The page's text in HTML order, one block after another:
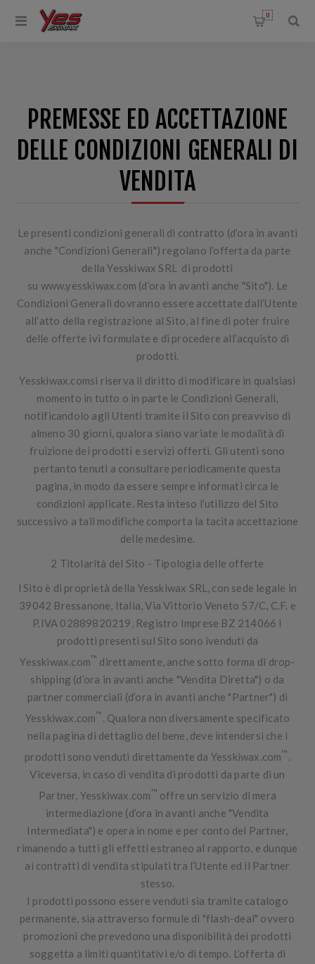
0
PREMESSE ED ACCETTAZIONE
DELLE CONDIZIONI GENERALI DI
VENDITA
Le presenti condizioni generali di contratto (d’ora in avanti
anche "Condizioni Generali") regolano l’offerta da parte
dellaYesskiwax SRL
di prodotti
su www.yesskiwax.com (d’ora in avanti anche "Sito"). Le
Condizioni Generali dovranno essere accettate dall’Utente
all’atto della registrazione al Sito, al fine di poter fruire
delle offerte ivi formulate e di procedere all’acquisto di
prodotti.
Yesskiwax.comsi riserva il diritto di modificare in qualsiasi
momento in tutto o in parte le Condizioni Generali,
notificandolo agli Utenti tramite il Sito con preavviso di
almeno 30 giorni, qualora siano variate le modalità di
fruizione dei prodotti e servizi offerti. Gli utenti sono
pertanto tenuti a consultare periodicamente questa
pagina, in modo da essere sempre informati circa le
condizioni applicate. Resta inteso l’utilizzo del Sito
successivo a tali modifiche comporta la tacita accettazione
delle medesime.
2 Titolarità del Sito - Tipologia delle offerte
l Sito è di proprietà della Yesskiwax SRL, con sede legale in
39042 Bressanone, Italia, Via Vittorio Veneto 57/C, C.F. e
P.IVA 02889820219, Registro Imprese BZ 214066 I
prodotti presenti sul Sito sono ivenduti da
Yesskiwax.com™ direttamente, anche sotto forma di drop-
shipping (d’ora in avanti anche "Vendita Diretta") o da
partner commerciali (d’ora in avanti anche " Partner") di
Yesskiwax.com™ . Qualora non diversamente specificato
nella pagina di dettaglio del bene, deve intendersi che i
prodotti sono venduti direttamente da Yesskiwax.com™ .
Viceversa, in caso di vendita di prodotti da parte di un
Partner, Yesskiwax.com™ offre un servizio di mera
intermediazione (d’ora in avanti anche "Vendita
Intermediata") e opera in nome e per conto del Partner,
rimanendo a tutti gli effetti estraneo al rapporto, e dunque
ai contratti di vendita stipulati tra l’Utente ed il Partner
stesso.
I prodotti possono essere venduti sia tramite catalogo
permanente, sia attraverso formule di "flash-deal" ovvero
promozioni che prevedono una disponibilità dei prodotti
soggetta a limiti quantitativi e/o di tempo. L’offerta di